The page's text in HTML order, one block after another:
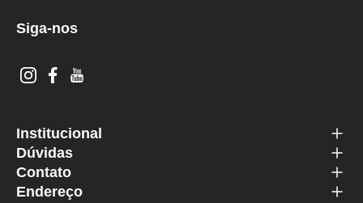
Siga-nos
Institucional
Dúvidas
Contato
Endereço